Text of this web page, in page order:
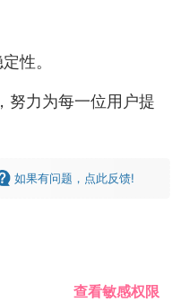
性。
努力为每一位用户提
如果有问题，点此反馈!
查看敏感权限